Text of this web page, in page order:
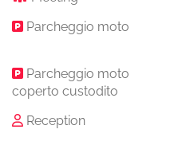
Parcheggio moto
Parcheggio moto
coperto custodito
Reception